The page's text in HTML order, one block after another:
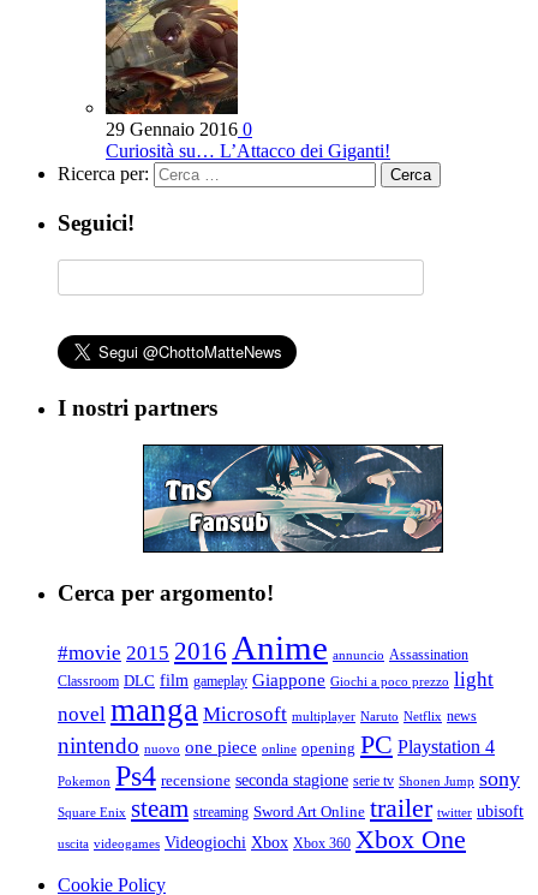
29 Gennaio 2016 0
Curiosità su… L’Attacco dei Giganti!
Ricerca per:
Seguici!
I nostri partners
Cerca per argomento!
#movie 2015 2016 Anime annuncio Assassination
Classroom DLC film gameplay Giappone Giochi a poco prezzo light
novel manga Microsoft multiplayer Naruto Netflix news
nintendo nuovo one piece online opening PC Playstation 4
Pokemon Ps4 recensione seconda stagione serie tv Shonen Jump sony
Square Enix steam streaming Sword Art Online trailer twitter ubisoft
uscita videogames Videogiochi Xbox Xbox 360 Xbox One
Cookie Policy